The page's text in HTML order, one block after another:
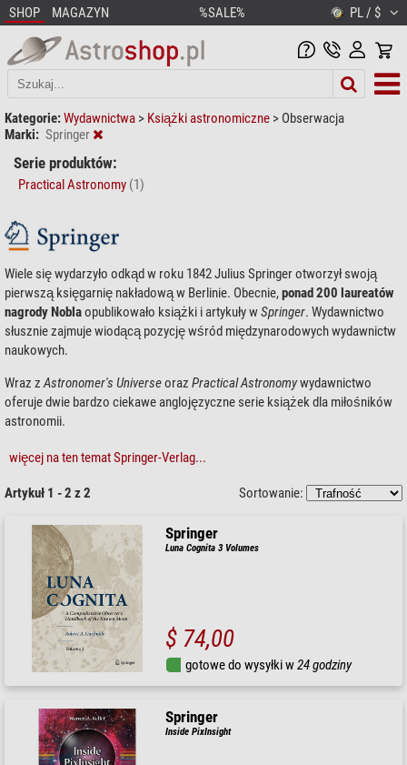
SHOP MAGAZYN %SALE% PL / $
Kategorie:Wydawnictwa > Książki astronomiczne > Obserwacja
Marki: Springer
Serie produktów:
Practical Astronomy (1)
Wiele się wydarzyło odkąd w roku 1842 Julius Springer otworzył swoją
pierwszą księgarnię nakładową w Berlinie. Obecnie,ponad 200 laureatów
nagrody Noblaopublikowało książki i artykuły wSpringer. Wydawnictwo
słusznie zajmuje wiodącą pozycję wśród międzynarodowych wydawnictw
naukowych.
Wraz zAstronomer's Universeoraz Practical Astronomywydawnictwo
oferuje dwie bardzo ciekawe anglojęzyczne serie książek dla miłośników
astronomii.
więcej na ten temat Springer-Verlag...
Artykuł 1 - 2 z 2 Sortowanie:
Springer
Luna Cognita 3 Volumes
$ 74,00
gotowe do wysyłki w24 godziny
Springer
Inside PixInsight